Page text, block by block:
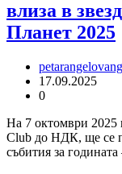
влиза в
Планет 2025
17.09.2025
0
На 7 октомври 2025
Club до НДК, ще се
събития за